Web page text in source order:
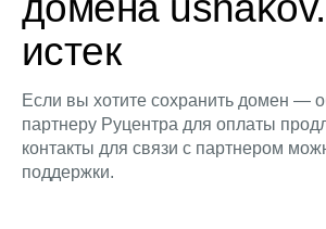
истек
Если вы хотите сохранить домен —
партнеру Руцентра для оплаты
контакты для связи с партнером
поддержки.